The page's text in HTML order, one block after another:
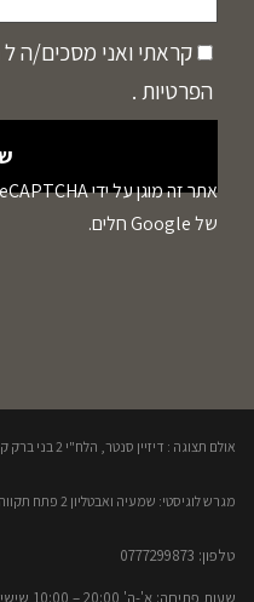
קראתי ואני מסכים/ה ל
הפרטיות .
אתר זה מוגן על ידי reCAPTCHA ו
של Google חלים.
אולם תצוגה : דיזיין סנטר, הלח"י 2 בני ברק קומה 2​
מגרש לוגיסטי: שמעיה ואבטליון 2 פתח תקווה
טלפון: 0777299873​